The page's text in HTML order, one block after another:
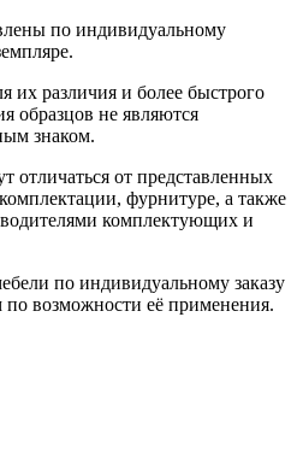
по индивидуальному
их различия и более быстрого
образцов не являются
знаком.
отличаться от представленных
фурнитуре, а также
комплектующих и
по индивидуальному заказу
по возможности её применения.